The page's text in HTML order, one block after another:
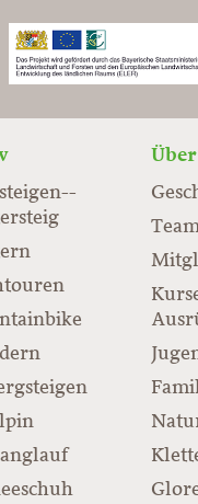
Team